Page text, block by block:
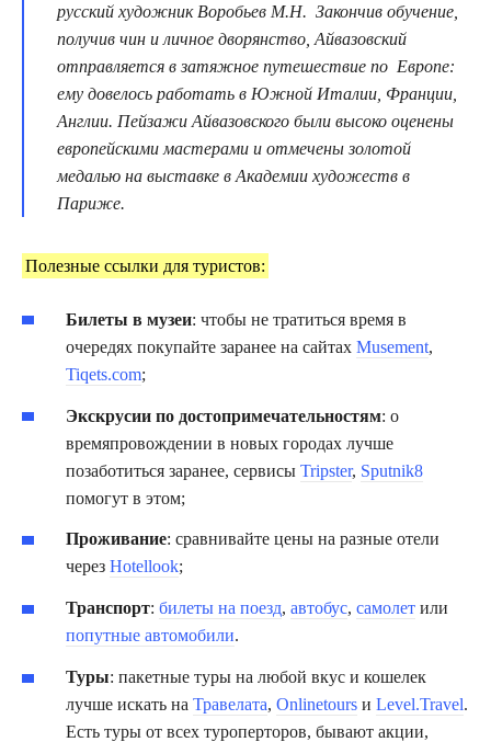
русский художник Воробьев М.Н. Закончив обучение,
получив чин и личное дворянство, Айвазовский
отправляется в затяжное путешествие по Европе:
ему довелось работать в Южной Италии, Франции,
Англии. Пейзажи Айвазовского были высоко оценены
европейскими мастерами и отмечены золотой
медалью на выставке в Академии художеств в
Париже.
Полезные ссылки для туристов:
Билеты в музеи: чтобы не тратиться время в
очередях покупайте заранее на сайтах Musement,
Tiqets.com;
Экскрусии по достопримечательностям: о
времяпровождении в новых городах лучше
позаботиться заранее, сервисы Tripster, Sputnik8
помогут в этом;
Проживание: сравнивайте цены на разные отели
через Hotellook;
Транспорт: билеты на поезд, автобус, самолет или
попутные автомобили.
Туры: пакетные туры на любой вкус и кошелек
лучше искать на Травелата, Onlinetours и Level.Travel.
Есть туры от всех туроперторов, бывают акции,